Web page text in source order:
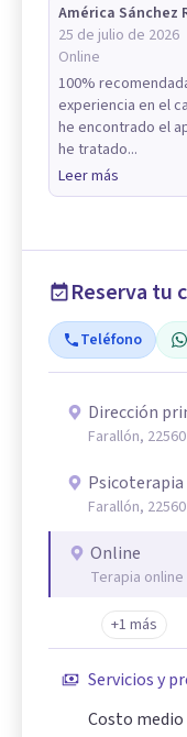
América Sánchez
25 de julio de 2026
Online
100%
experiencia en el
he encontrado el
he tratado...
Leer más
Reserva tu
Teléfono
Dirección
Farallón,
Psicoterapia
Farallón,
Online
Terapia online
+1 más
Servicios y
Costo